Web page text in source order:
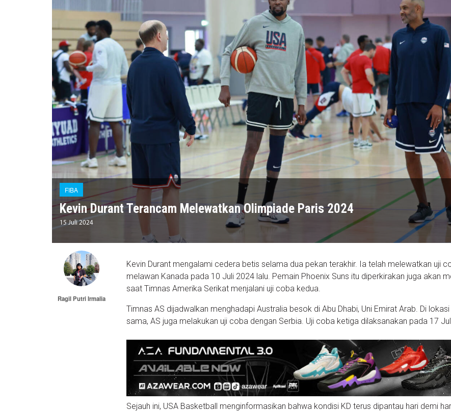
FIBA
Kevin Durant Terancam Melewatkan Olimpiade Paris 2024
15 Juli 2024
Ragil Putri Irmalia
Kevin Durant mengalami cedera betis selama dua pekan terakhir. Ia telah melewatkan uji
melawan Kanada pada 10 Juli 2024 lalu. Pemain Phoenix Suns itu diperkirakan juga akan
saat Timnas Amerika Serikat menjalani uji coba kedua.
Timnas AS dijadwalkan menghadapi Australia besok di Abu Dhabi, Uni Emirat Arab. Di
sama, AS juga melakukan uji coba dengan Serbia. Uji coba ketiga dilaksanakan pada 17
Sejauh ini, USA Basketball menginformasikan bahwa kondisi KD terus dipantau hari demi